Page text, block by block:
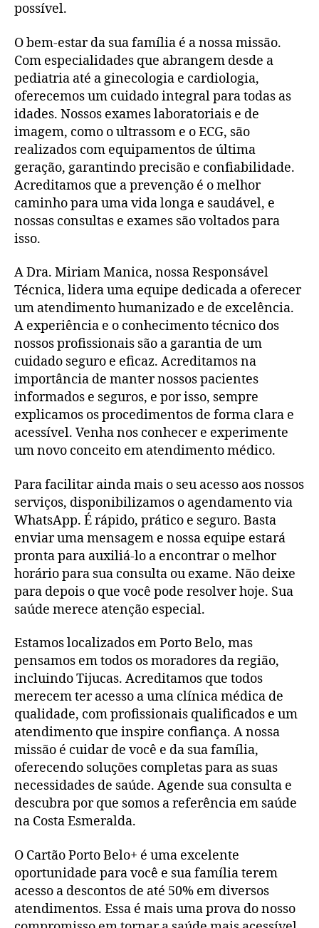
possível.
O bem-estar da sua família é a nossa missão.
Com especialidades que abrangem desde a
pediatria até a ginecologia e cardiologia,
oferecemos um cuidado integral para todas as
idades. Nossos exames laboratoriais e de
imagem, como o ultrassom e o ECG, são
realizados com equipamentos de última
geração, garantindo precisão e confiabilidade.
Acreditamos que a prevenção é o melhor
caminho para uma vida longa e saudável, e
nossas consultas e exames são voltados para
isso.
A Dra. Miriam Manica, nossa Responsável
Técnica, lidera uma equipe dedicada a oferecer
um atendimento humanizado e de excelência.
A experiência e o conhecimento técnico dos
nossos profissionais são a garantia de um
cuidado seguro e eficaz. Acreditamos na
importância de manter nossos pacientes
informados e seguros, e por isso, sempre
explicamos os procedimentos de forma clara e
acessível. Venha nos conhecer e experimente
um novo conceito em atendimento médico.
Para facilitar ainda mais o seu acesso aos nossos
serviços, disponibilizamos o agendamento via
WhatsApp. É rápido, prático e seguro. Basta
enviar uma mensagem e nossa equipe estará
pronta para auxiliá-lo a encontrar o melhor
horário para sua consulta ou exame. Não deixe
para depois o que você pode resolver hoje. Sua
saúde merece atenção especial.
Estamos localizados em Porto Belo, mas
pensamos em todos os moradores da região,
incluindo Tijucas. Acreditamos que todos
merecem ter acesso a uma clínica médica de
qualidade, com profissionais qualificados e um
atendimento que inspire confiança. A nossa
missão é cuidar de você e da sua família,
oferecendo soluções completas para as suas
necessidades de saúde. Agende sua consulta e
descubra por que somos a referência em saúde
na Costa Esmeralda.
O Cartão Porto Belo+ é uma excelente
oportunidade para você e sua família terem
acesso a descontos de até 50% em diversos
atendimentos. Essa é mais uma prova do nosso